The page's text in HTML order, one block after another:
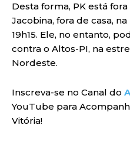
Desta forma, PK está
Jacobina, fora de casa,
19h15. Ele, no entanto,
contra o Altos-PI, na
Nordeste.
Inscreva-se no Canal do
YouTube para
Vitória!